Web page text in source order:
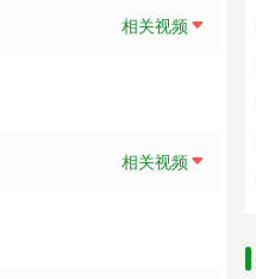
相关视频
相关视频